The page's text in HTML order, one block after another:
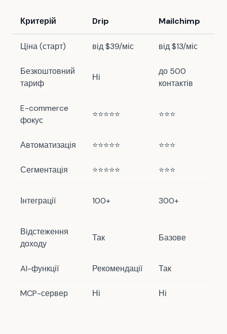
Критерій Drip Mailchimp
Ціна (старт) від $39/міс від $13/міс
Безкоштовний
тариф
Ні
до 500
контактів
E-commerce
фокус
⭐⭐⭐⭐⭐ ⭐⭐⭐
Автоматизація ⭐⭐⭐⭐⭐ ⭐⭐⭐
Сегментація ⭐⭐⭐⭐⭐ ⭐⭐⭐
Інтеграції 100+ 300+
Відстеження
доходу
Так Базове
AI-функції Рекомендації Так
MCP-сервер Ні Ні